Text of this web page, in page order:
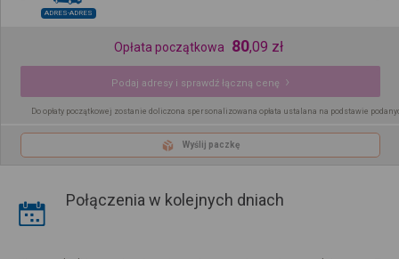
ADRES-ADRES
Opłata początkowa 80,09 zł
Podaj adresy i sprawdź łączną cenę
Do opłaty początkowej zostanie doliczona spersonalizowana opłata ustalana na podstawie
Wyślij paczkę
Połączenia w kolejnych dniach